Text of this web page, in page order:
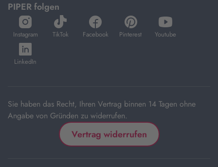
PIPER folgen
Instagram
öffnet
in
neuem
Tab
TikTok
öffnet
in
Facebook
öffnet
in
Pinterest
öffnet
in
Youtube
öffnet
in
LinkedIn
öffnet
in
Sie haben das Recht, Ihren Vertrag binnen 14 Tagen ohne
Angabe von Gründen zu widerrufen.
Vertrag widerrufen